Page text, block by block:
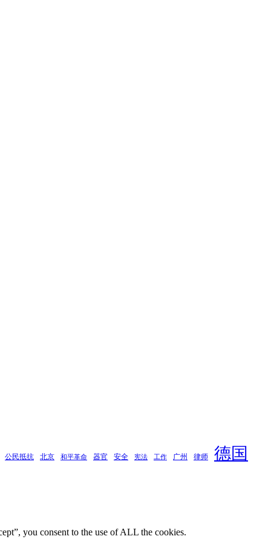
公民抵抗 北京 和平革命 器官 安全 宪法 工作 广州 律师 德国
you consent to the use of ALL the cookies.